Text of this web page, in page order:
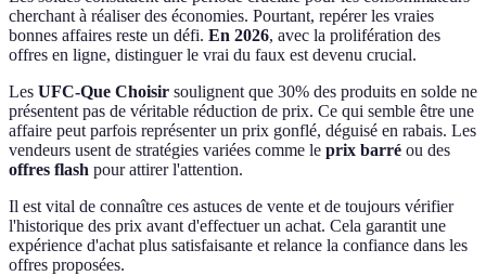
cherchant à réaliser des économies. Pourtant, repérer les vraies
bonnes affaires reste un défi. En 2026, avec la prolifération des
offres en ligne, distinguer le vrai du faux est devenu crucial.
Les UFC-Que Choisir soulignent que 30% des produits en solde ne
présentent pas de véritable réduction de prix. Ce qui semble être une
affaire peut parfois représenter un prix gonflé, déguisé en rabais. Les
vendeurs usent de stratégies variées comme le prix barré ou des
offres flash pour attirer l'attention.
Il est vital de connaître ces astuces de vente et de toujours vérifier
l'historique des prix avant d'effectuer un achat. Cela garantit une
expérience d'achat plus satisfaisante et relance la confiance dans les
offres proposées.